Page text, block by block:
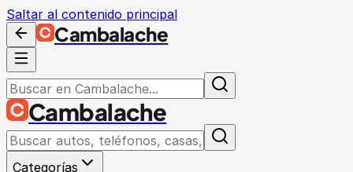
Saltar al contenido principal
Cambalache
Cambalache
Categorías